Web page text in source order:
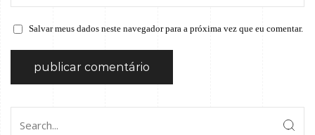
Salvar meus dados neste navegador para a próxima vez que eu comentar.